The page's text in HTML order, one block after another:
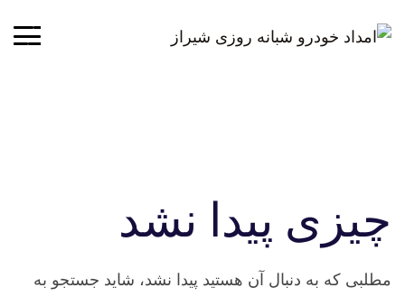
چیزی پیدا نشد
مطلبی که به دنبال آن هستید پیدا نشد، شاید جستجو به